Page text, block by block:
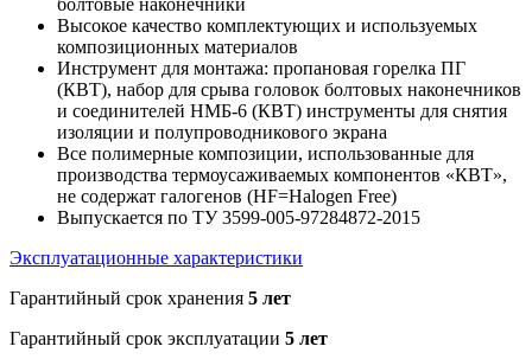
болтовые наконечники
Высокое качество комплектующих и используемых
композиционных материалов
Инструмент для монтажа: пропановая горелка ПГ
(КВТ), набор для срыва головок болтовых наконечников
и соединителей НМБ-6 (КВТ) инструменты для снятия
изоляции и полупроводникового экрана
Все полимерные композиции, использованные для
производства термоусаживаемых компонентов «КВТ»,
не содержат галогенов (HF=Halogen Free)
Выпускается по ТУ 3599-005-97284872-2015
Эксплуатационные характеристики
Гарантийный срок хранения 5 лет
Гарантийный срок эксплуатации 5 лет